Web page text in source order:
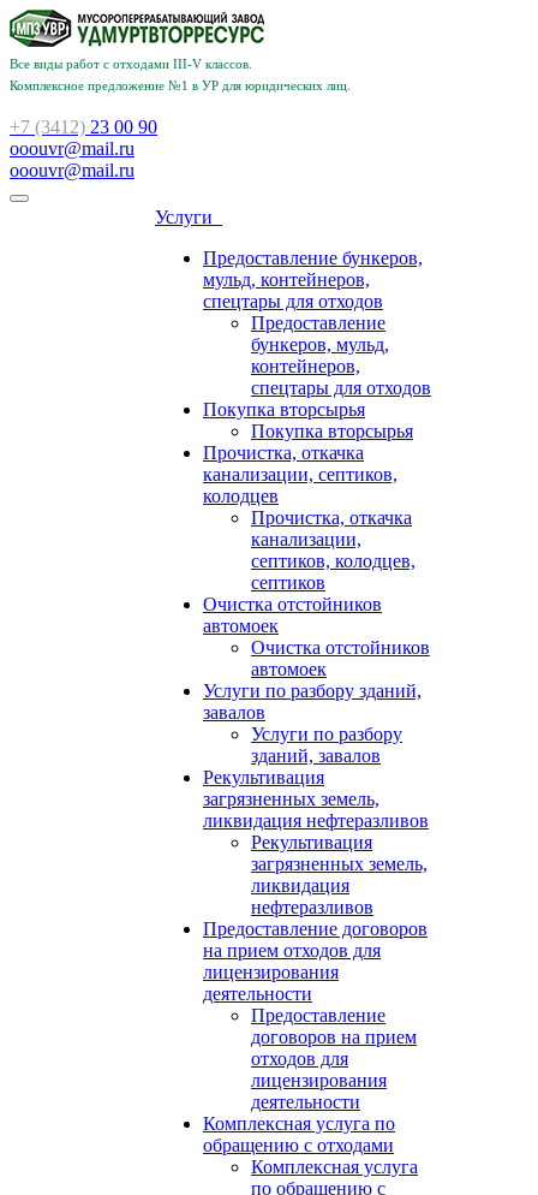
Все виды работ с отходами III-V классов.
Комплексное предложение №1 в УР для юридических лиц.
+7 (3412) 23 00 90
ooouvr@mail.ru
ooouvr@mail.ru
Услуги
Предоставление бункеров,
мульд, контейнеров,
спецтары для отходов
Предоставление
бункеров, мульд,
контейнеров,
спецтары для отходов
Покупка вторсырья
Покупка вторсырья
Прочистка, откачка
канализации, септиков,
колодцев
Прочистка, откачка
канализации,
септиков, колодцев,
септиков
Очистка отстойников
автомоек
Очистка отстойников
автомоек
Услуги по разбору зданий,
завалов
Услуги по разбору
зданий, завалов
Рекультивация
загрязненных земель,
ликвидация нефтеразливов
Рекультивация
загрязненных земель,
ликвидация
нефтеразливов
Предоставление договоров
на прием отходов для
лицензирования
деятельности
Предоставление
договоров на прием
отходов для
лицензирования
деятельности
Комплексная услуга по
обращению с отходами
Комплексная услуга
по обращению с